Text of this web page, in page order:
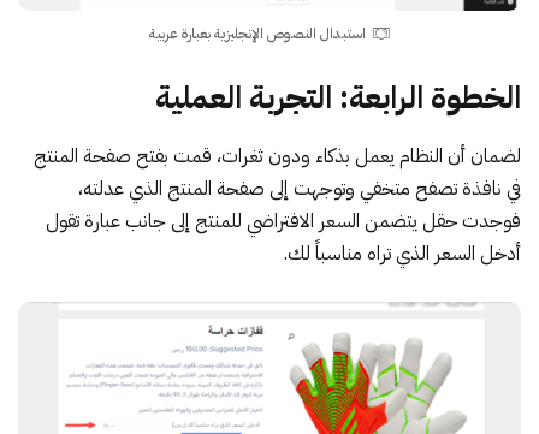
استبدال النصوص الإنجليزية بعبارة عربية
الخطوة الرابعة: التجربة العملية
لضمان أن النظام يعمل بذكاء ودون ثغرات، قمت بفتح صفحة المنتج
في نافذة تصفح متخفي وتوجهت إلى صفحة المنتج الذي عدلته،
فوجدت حقل يتضمن السعر الافتراضي للمنتج إلى جانب عبارة تقول
أدخل السعر الذي تراه مناسباً لك.